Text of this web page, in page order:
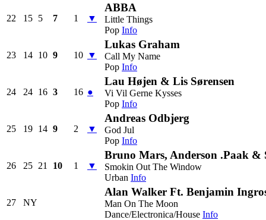
22 15 5 7 1 ▼
ABBA
Little Things
Pop Info
23 14 10 9 10 ▼
Lukas Graham
Call My Name
Pop Info
24 24 16 3 16 ●
Lau Højen & Lis Sørensen
Vi Vil Gerne Kysses
Pop Info
25 19 14 9 2 ▼
Andreas Odbjerg
God Jul
Pop Info
26 25 21 10 1 ▼
Bruno Mars, Anderson .Paak &
Smokin Out The Window
Urban Info
27 NY
Alan Walker Ft. Benjamin
Man On The Moon
Dance/Electronica/House Info